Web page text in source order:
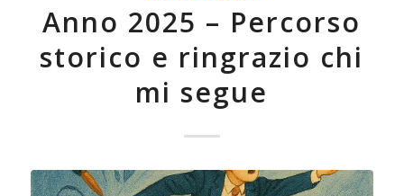
Anno 2025 – Percorso
storico e ringrazio chi
mi segue